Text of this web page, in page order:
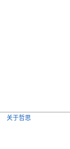
关于哲思